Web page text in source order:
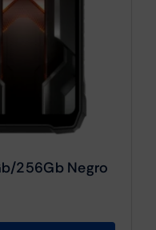
256Gb Negro